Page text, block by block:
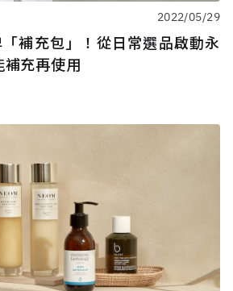
2022/05/29
補充包」！從日常選品啟動永
補充再使用